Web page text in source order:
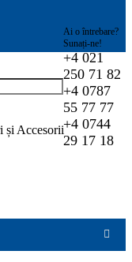
Ai o întrebare?
Sunați-ne!
+4 021
250 71 82
+4 0787
55 77 77
+4 0744
29 17 18
și Accesorii